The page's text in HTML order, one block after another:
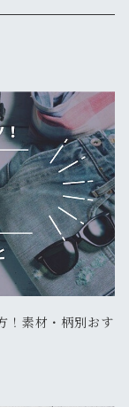
！素材・柄別おす